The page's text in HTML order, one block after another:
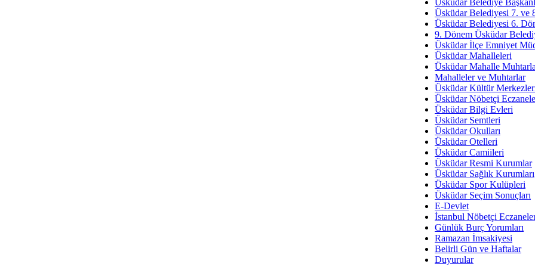
İmar Sorunlarının Genel
Arakan
Bayramın
Ruhsal
Üsküdar
Üsküdar Belediye
Üsküdar Belediyesi 7. ve
Üsküdar Belediyesi 6.
9. Dönem Üsküdar
Üsküdar İlçe Emniyet
Üsküdar Mahalleleri
Üsküdar Mahalle
Mahalleler ve Muhtarlar
Üsküdar Kültür
Üsküdar Nöbetçi
Üsküdar Bilgi Evleri
Üsküdar Semtleri
Üsküdar Okulları
Üsküdar Otelleri
Üsküdar Camiileri
Üsküdar Resmi Kurumlar
Üsküdar Sağlık Kurumları
Üsküdar Spor Kulüpleri
Üsküdar Seçim Sonuçları
E-Devlet
İstanbul Nöbetçi
Günlük Burç Yorumları
Ramazan İmsakiyesi
Belirli Gün ve Haftalar
Duyurular